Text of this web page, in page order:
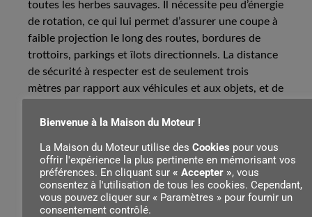
toutes les herbes sauvages. Il nécessite peu d’énergie
de rotation, ce qui lui permet d’assurer une coupe à
faible projection le long des routes, bordures de
trottoirs, parkings et îlots directionnels. La distance
de sécurité à respecter est de seulement trois
mètres par rapport aux véhicules et aux objets, et de
conception spéciale des lames, le réciprocateur a
déchets de coupe.
La tête réciprocateur RG de STIHL est compatible
avec les coupe-bordures suivants :
Bienvenue à la Maison du Moteur !
La Maison du Moteur utilise des Cookies pour vous
offrir l'expérience la plus pertinente en mémorisant vos
préférences. En cliquant sur « Accepter », vous
consentez à l'utilisation de tous les cookies. Cependant,
vous pouvez cliquer sur « Paramètres » pour fournir un
consentement contrôlé.